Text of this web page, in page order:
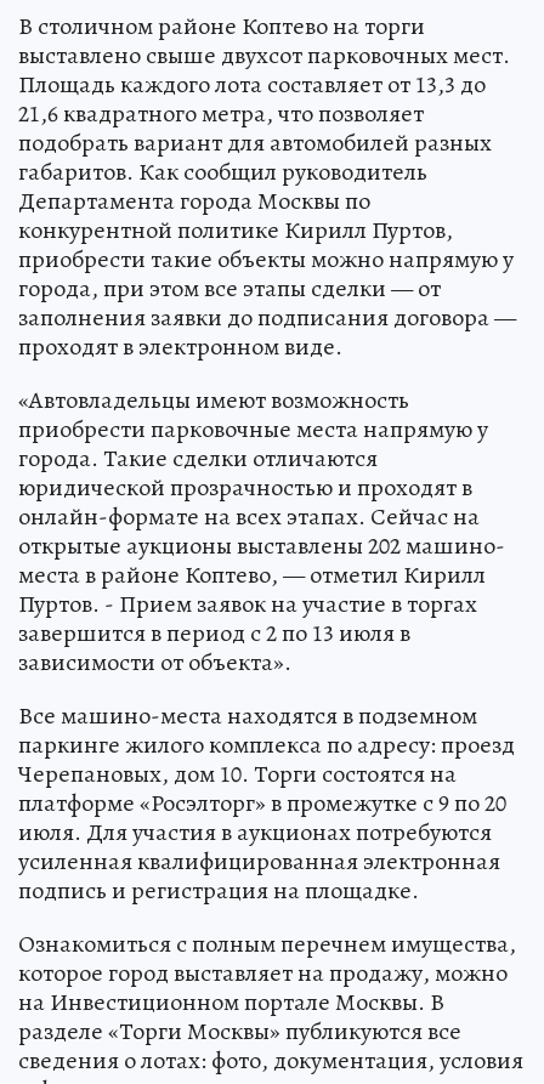
В столичном районе Коптево на торги
выставлено свыше двухсот парковочных мест.
Площадь каждого лота составляет от 13,3 до
21,6 квадратного метра, что позволяет
подобрать вариант для автомобилей разных
габаритов. Как сообщил руководитель
Департамента города Москвы по
конкурентной политике Кирилл Пуртов,
приобрести такие объекты можно напрямую у
города, при этом все этапы сделки — от
заполнения заявки до подписания договора —
проходят в электронном виде.
«Автовладельцы имеют возможность
приобрести парковочные места напрямую у
города. Такие сделки отличаются
юридической прозрачностью и проходят в
онлайн-формате на всех этапах. Сейчас на
открытые аукционы выставлены 202 машино-
места в районе Коптево, — отметил Кирилл
Пуртов. - Прием заявок на участие в торгах
завершится в период с 2 по 13 июля в
зависимости от объекта».
Все машино-места находятся в подземном
паркинге жилого комплекса по адресу: проезд
Черепановых, дом 10. Торги состоятся на
платформе «Росэлторг» в промежутке с 9 по 20
июля. Для участия в аукционах потребуются
усиленная квалифицированная электронная
подпись и регистрация на площадке.
Ознакомиться с полным перечнем имущества,
которое город выставляет на продажу, можно
на Инвестиционном портале Москвы. В
разделе «Торги Москвы» публикуются все
сведения о лотах: фото, документация, условия